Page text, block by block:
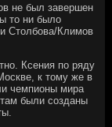
не был завершен
то ни было
Столбова/Климов
Ксения по ряду
к тому же в
чемпионы мира
были созданы